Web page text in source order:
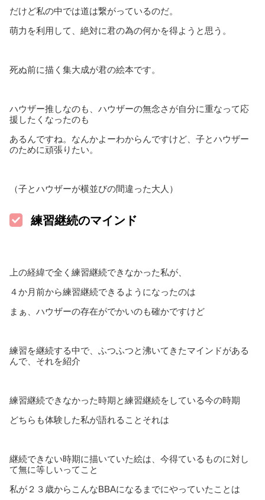
だけど私の中では道は繋がっているのだ。
萌力を利用して、絶対に君の為の何かを得ようと思う。
死ぬ前に描く集大成が君の絵本です。
ハウザー推しなのも、ハウザーの無念さが自分に重なって応
援したくなったのも
あるんですね。なんかよーわからんですけど、子とハウザー
のために頑張りたい。
（子とハウザーが横並びの間違った大人）
練習継続のマインド
上の経緯で全く練習継続できなかった私が、
４か月前から練習継続できるようになったのは
まぁ、ハウザーの存在がでかいのも確かですけど
練習を継続する中で、ふつふつと沸いてきたマインドがある
んで、それを紹介
練習継続できなかった時期と練習継続をしている今の時期
どちらも体験した私が語れることそれは
継続できない時期に描いていた絵は、今得ているものに対し
て無に等しいってこと
私が２３歳からこんなBBAになるまでにやっていたことは